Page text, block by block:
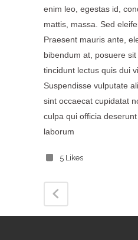
enim leo, egestas id,
mattis, massa. Sed
Praesent mauris ante,
bibendum at, posuere
tincidunt lectus quis dui
Suspendisse vulputate
sint occaecat cupidatat
culpa qui officia
laborum
5 Likes